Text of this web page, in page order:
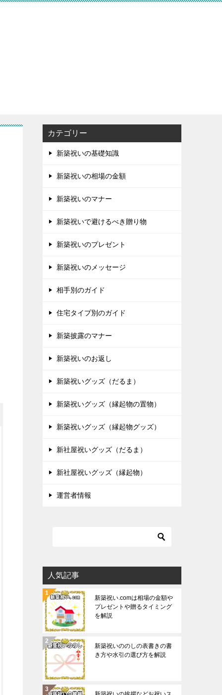
カテゴリー
新築祝いの基礎知識
新築祝いの相場の金額
新築祝いのマナー
新築祝いで避けるべき贈り物
新築祝いのプレゼント
新築祝いのメッセージ
相手別のガイド
住宅タイプ別のガイド
新築披露のマナー
新築祝いのお返し
新築祝いグッズ（だるま）
新築祝いグッズ（縁起物の置物）
新築祝いグッズ（縁起物グッズ）
新社屋祝いグッズ（だるま）
新社屋祝いグッズ（縁起物）
運営者情報
人気記事
新築祝い.comは相場の金額や
プレゼントや贈るタイミング
を解説
新築祝いののしの表書きの書
き方や水引の選び方を解説